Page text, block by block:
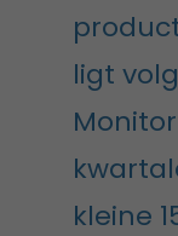
ligt
kleine